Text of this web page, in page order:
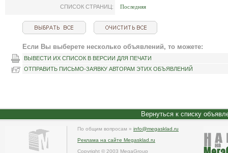
СПИСОК СТРАНИЦ: Последняя
Если Вы выберете несколько объявлений, то можете:
ВЫВЕСТИ ИХ СПИСОК В ВЕРСИИ ДЛЯ ПЕЧАТИ
ОТПРАВИТЬ ПИСЬМО-ЗАЯВКУ АВТОРАМ ЭТИХ ОБЪЯВЛЕНИЙ
Вернуться к списку
По общим вопросам » info@megasklad.ru
Реклама на сайте Megasklad.ru
Copyright © 2003 MegaGroup